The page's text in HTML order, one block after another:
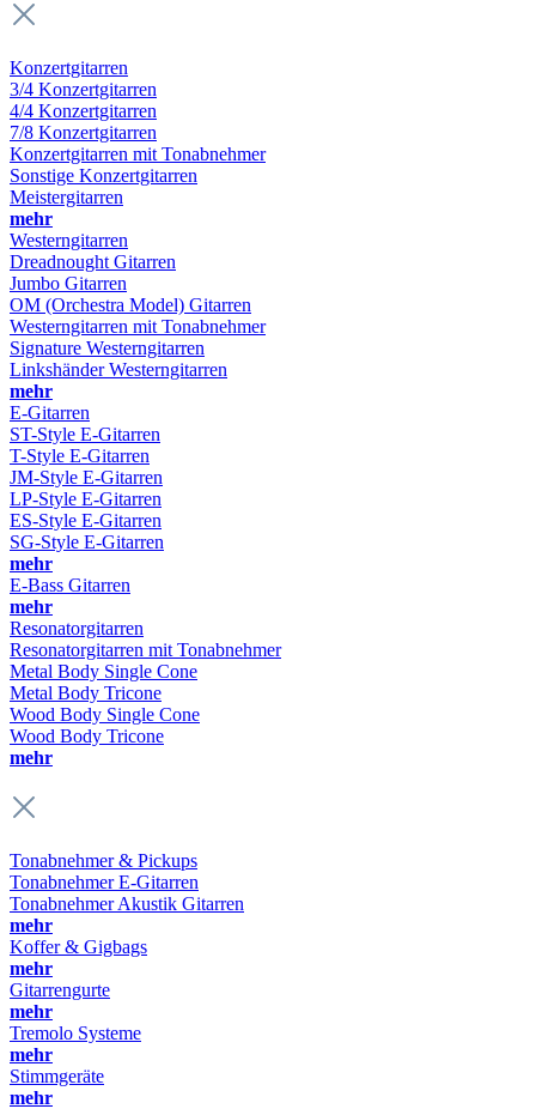
Konzertgitarren
3/4 Konzertgitarren
4/4 Konzertgitarren
7/8 Konzertgitarren
Konzertgitarren mit Tonabnehmer
Sonstige Konzertgitarren
Meistergitarren
mehr
Westerngitarren
Dreadnought Gitarren
Jumbo Gitarren
OM (Orchestra Model) Gitarren
Westerngitarren mit Tonabnehmer
Signature Westerngitarren
Linkshänder Westerngitarren
mehr
E-Gitarren
ST-Style E-Gitarren
T-Style E-Gitarren
JM-Style E-Gitarren
LP-Style E-Gitarren
ES-Style E-Gitarren
SG-Style E-Gitarren
mehr
E-Bass Gitarren
mehr
Resonatorgitarren
Resonatorgitarren mit Tonabnehmer
Metal Body Single Cone
Metal Body Tricone
Wood Body Single Cone
Wood Body Tricone
mehr
Tonabnehmer & Pickups
Tonabnehmer E-Gitarren
Tonabnehmer Akustik Gitarren
mehr
Koffer & Gigbags
mehr
Gitarrengurte
mehr
Tremolo Systeme
mehr
Stimmgeräte
mehr